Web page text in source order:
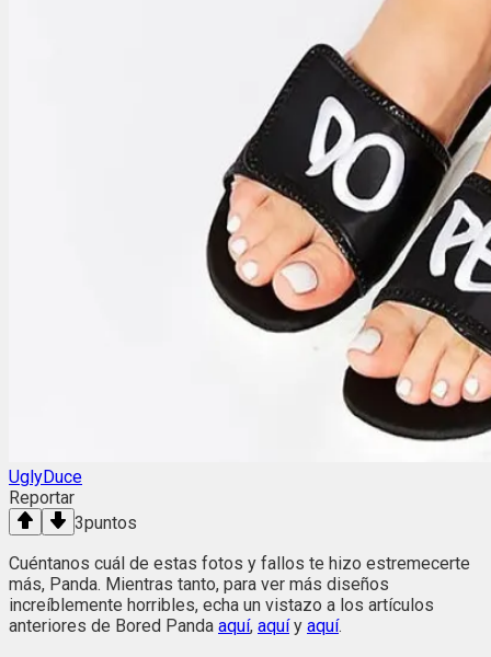
UglyDuce
Reportar
3puntos
Cuéntanos cuál de estas fotos y fallos te hizo estremecerte
más, Panda. Mientras tanto, para ver más diseños
increíblemente horribles, echa un vistazo a los artículos
anteriores de Bored Panda aquí, aquíy aquí.